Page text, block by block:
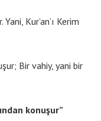
Kur’an’ı Kerim
Bir vahiy, yani bir
konuşur”